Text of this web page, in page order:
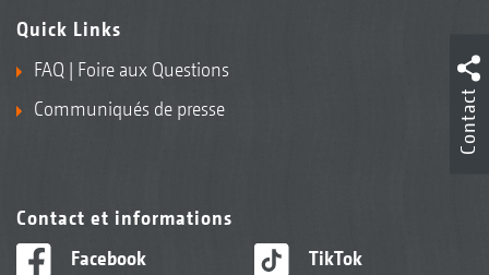
Quick Links
FAQ | Foire aux Questions
Communiqués de presse
Contact et informations
Facebook
TikTok
Contact